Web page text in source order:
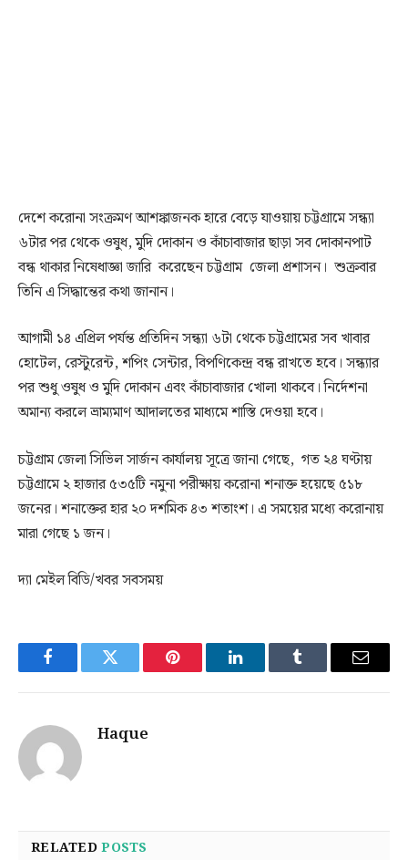
দেশে করোনা সংক্রমণ আশঙ্কাজনক হারে বেড়ে যাওয়ায় চট্টগ্রামে সন্ধ্যা
৬টার পর থেকে ওষুধ, মুদি দোকান ও কাঁচাবাজার ছাড়া সব দোকানপাট
বন্ধ থাকার নিষেধাজ্ঞা জারি করেছেন চট্টগ্রাম জেলা প্রশাসন। শুক্রবার
তিনি এ সিদ্ধান্তের কথা জানান।
আগামী ১৪ এপ্রিল পর্যন্ত প্রতিদিন সন্ধ্যা ৬টা থেকে চট্টগ্রামের সব খাবার
হোটেল, রেস্টুরেন্ট, শপিং সেন্টার, বিপণিকেন্দ্র বন্ধ রাখতে হবে। সন্ধ্যার
পর শুধু ওষুধ ও মুদি দোকান এবং কাঁচাবাজার খোলা থাকবে। নির্দেশনা
অমান্য করলে ভ্রাম্যমাণ আদালতের মাধ্যমে শাস্তি দেওয়া হবে।
চট্টগ্রাম জেলা সিভিল সার্জন কার্যালয় সূত্রে জানা গেছে, গত ২৪ ঘণ্টায়
চট্টগ্রামে ২ হাজার ৫৩৫টি নমুনা পরীক্ষায় করোনা শনাক্ত হয়েছে ৫১৮
জনের। শনাক্তের হার ২০ দশমিক ৪৩ শতাংশ। এ সময়ের মধ্যে করোনায়
মারা গেছে ১ জন।
দ্যা মেইল বিডি/খবর সবসময়
FacebookTwitter Pinterest LinkedInTumblr Email
Haque
RELATEDPOSTS